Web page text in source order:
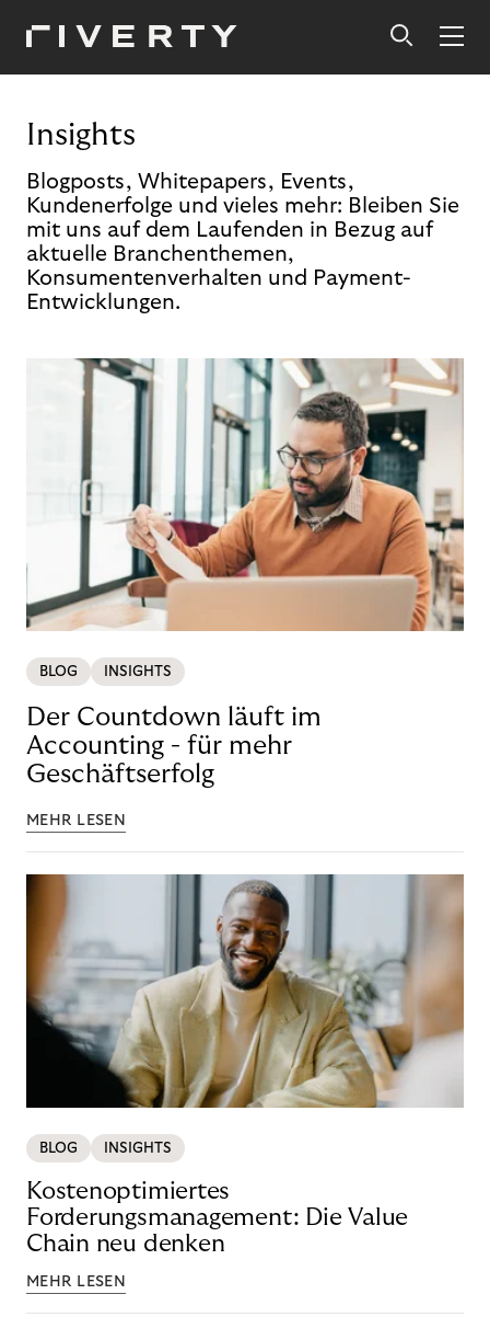
Insights
Blogposts, Whitepapers, Events,
Kundenerfolge und vieles mehr: Bleiben Sie
mit uns auf dem Laufenden in Bezug auf
aktuelle Branchenthemen,
Konsumentenverhalten und Payment-
Entwicklungen.
BLOG INSIGHTS
Der Countdown läuft im
Accounting - für mehr
Geschäftserfolg
MEHR LESEN
BLOG INSIGHTS
Kostenoptimiertes
Forderungsmanagement: Die Value
Chain neu denken
MEHR LESEN